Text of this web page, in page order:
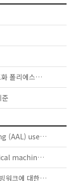
KS M 3305 - 섬유 강화 플라스틱용 액상 불포화 폴리에스테르 수지
IEC TS 63134:2020 - Active assisted living (AAL) use cases
IEC 60034-5:2020 RLV - Rotating electrical machines - Part 5: Degrees of protection provided by the integral design of rotating electrical machines (IP code) - Classification
KS B ISO/TS 25740-1 - 에스컬레이터 및 무빙워크에 대한 안전요건 — 제1부: 세계공통 필수 안전요건(GESRs)